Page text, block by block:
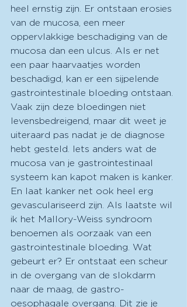
heel ernstig zijn. Er ontstaan erosies
van de mucosa, een meer
oppervlakkige beschadiging van de
mucosa dan een ulcus. Als er net
een paar haarvaatjes worden
beschadigd, kan er een sijpelende
gastrointestinale bloeding ontstaan.
Vaak zijn deze bloedingen niet
levensbedreigend, maar dit weet je
uiteraard pas nadat je de diagnose
hebt gesteld. Iets anders wat de
mucosa van je gastrointestinaal
systeem kan kapot maken is kanker.
En laat kanker net ook heel erg
gevasculariseerd zijn. Als laatste wil
ik het Mallory-Weiss syndroom
benoemen als oorzaak van een
gastrointestinale bloeding. Wat
gebeurt er? Er ontstaat een scheur
in de overgang van de slokdarm
naar de maag, de gastro-
oesophagale overgang. Dit zie je